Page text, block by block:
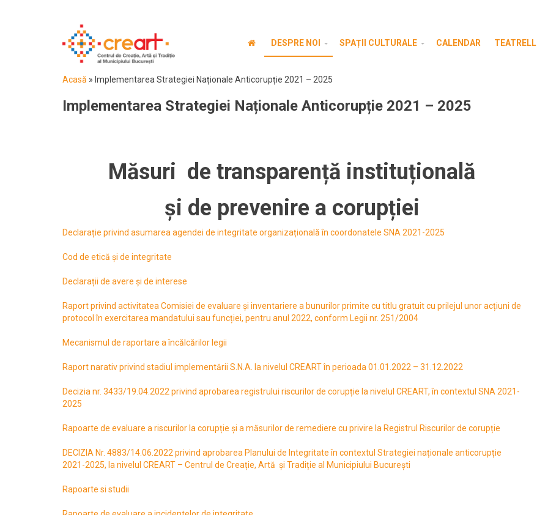
DESPRE NOI SPAȚII CULTURALE CALENDAR TEATRELLI
Acasă » Implementarea Strategiei Naționale Anticorupție 2021 – 2025
Implementarea Strategiei Naționale Anticorupție 2021 – 2025
Măsuri de transparență instituțională
și de prevenire a corupției
Declarație privind asumarea agendei de integritate organizațională în coordonatele SNA 2021-2025
Cod de etică și de integritate
Declarații de avere și de interese
Raport privind activitatea Comisiei de evaluare și inventariere a bunurilor primite cu titlu gratuit cu prilejul unor acțiuni de
protocol în exercitarea mandatului sau funcției, pentru anul 2022, conform Legii nr. 251/2004
Mecanismul de raportare a încălcărilor legii
Raport narativ privind stadiul implementării S.N.A. la nivelul CREART în perioada 01.01.2022 – 31.12.2022
Decizia nr. 3433/19.04.2022 privind aprobarea registrului riscurilor de corupție la nivelul CREART, în contextul SNA 2021-
2025
Rapoarte de evaluare a riscurilor la corupție și a măsurilor de remediere cu privire la Registrul Riscurilor de corupție
DECIZIA Nr. 4883/14.06.2022 privind aprobarea Planului de Integritate în contextul Strategiei naționale anticorupție
2021-2025, la nivelul CREART – Centrul de Creație, Artă și Tradiție al Municipiului București
Rapoarte si studii